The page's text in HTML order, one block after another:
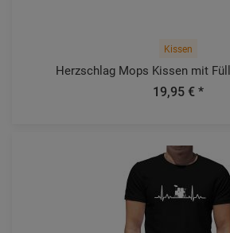
Kissen
Herzschlag Mops Kissen mit
19,95 € *